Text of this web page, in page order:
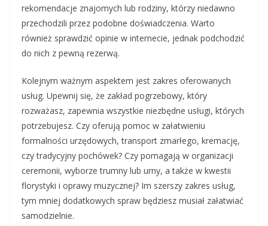
rekomendacje znajomych lub rodziny, którzy niedawno
przechodzili przez podobne doświadczenia. Warto
również sprawdzić opinie w internecie, jednak podchodzić
do nich z pewną rezerwą.
Kolejnym ważnym aspektem jest zakres oferowanych
usług. Upewnij się, że zakład pogrzebowy, który
rozważasz, zapewnia wszystkie niezbędne usługi, których
potrzebujesz. Czy oferują pomoc w załatwieniu
formalności urzędowych, transport zmarłego, kremację,
czy tradycyjny pochówek? Czy pomagają w organizacji
ceremonii, wyborze trumny lub urny, a także w kwestii
florystyki i oprawy muzycznej? Im szerszy zakres usług,
tym mniej dodatkowych spraw będziesz musiał załatwiać
samodzielnie.